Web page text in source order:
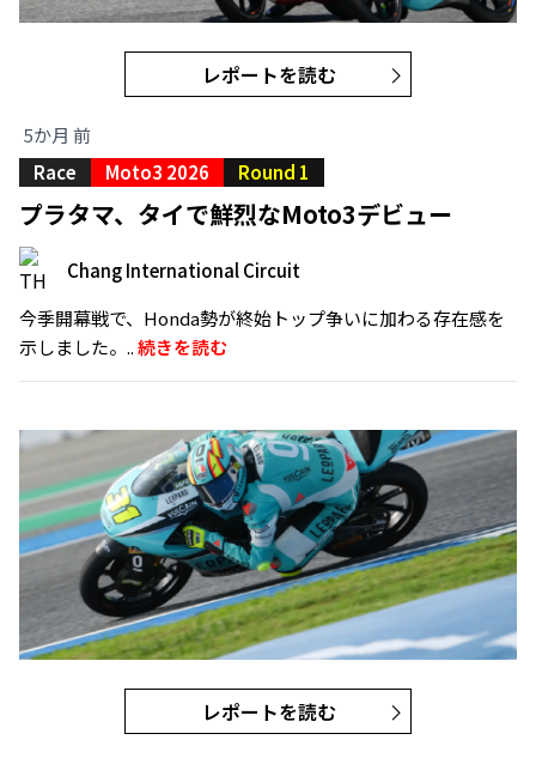
レポートを読む
5か月 前
Race
Moto3 2026 Round 1
プラタマ、タイで鮮烈なMoto3デビュー
Chang International Circuit
今季開幕戦で、Honda勢が終始トップ争いに加わる存在感を
示しました。..続きを読む
レポートを読む